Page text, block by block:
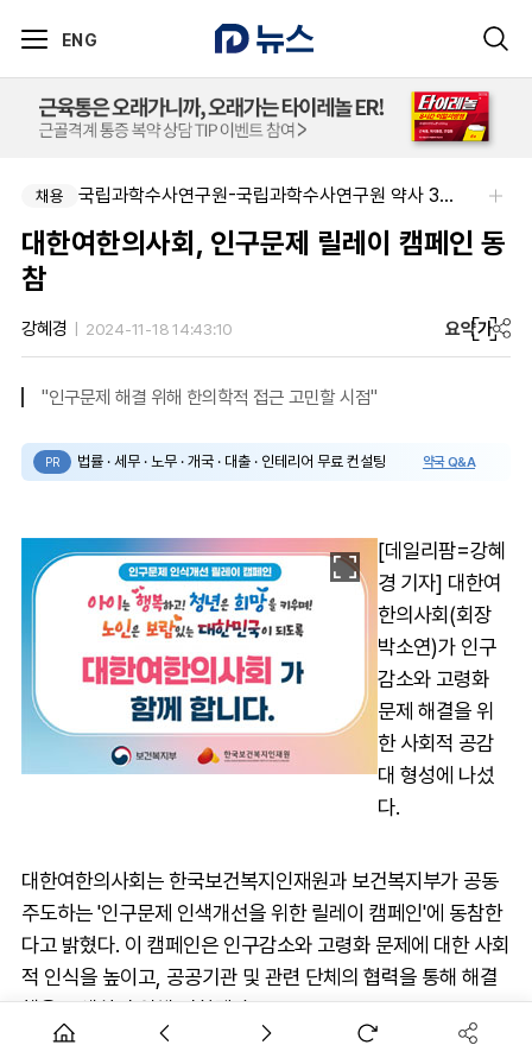
ENG
채용 국립과학수사연구원-국립과학수사연구원 약사 3명 채용
대한여한의사회, 인구문제 릴레이 캠페인 동
참
강혜경 2024-11-18 14:43:10 요약가
"인구문제 해결 위해 한의학적 접근 고민할 시점"
PR 법률 · 세무 · 노무 · 개국 · 대출 · 인테리어 무료 컨설팅 약국 Q&A
[데일리팜=강혜
경 기자] 대한여
한의사회(회장
박소연)가 인구
감소와 고령화
문제 해결을 위
한 사회적 공감
대 형성에 나섰
다.
대한여한의사회는 한국보건복지인재원과 보건복지부가 공동
주도하는 '인구문제 인색개선을 위한 릴레이 캠페인'에 동참한
다고 밝혔다. 이 캠페인은 인구감소와 고령화 문제에 대한 사회
적 인식을 높이고, 공공기관 및 관련 단체의 협력을 통해 해결
책을 모색하기 위해 기획됐다.